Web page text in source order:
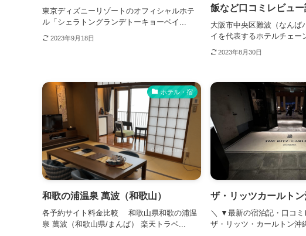
東京ディズニーリゾートのオフィシャルホテ
ル「シェラトングランデトーキョーベイ...
2023年9月18日
飯など口コミレビュー
大阪市中央区難波（なんば
イを代表するホテルチェー
2023年8月30日
ホテル・宿
和歌の浦温泉 萬波（和歌山）
各予約サイト料金比較 和歌山県和歌の浦温
泉 萬波（和歌山県/まんぱ） 楽天トラベ...
ザ・リッツカールトン
＼ ▼最新の宿泊記・口コ
ザ・リッツ・カールトン沖